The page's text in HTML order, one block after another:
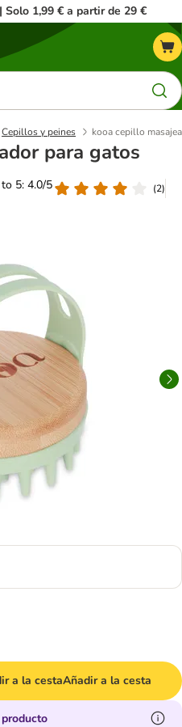
Solo 1,99 € a partir de 29 €
Cepillos y peines kooa cepillo
para gatos
5: 4.0/5
(2)
a la cestaAñadir a la cesta